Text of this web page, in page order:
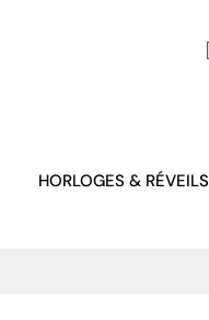
HORLOGES & RÉVEILS